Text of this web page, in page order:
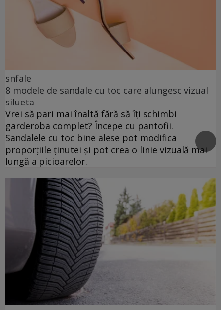
snfale
8 modele de sandale cu toc care alungesc vizual
silueta
Vrei să pari mai înaltă fără să îți schimbi
garderoba complet? Începe cu pantofii.
Sandalele cu toc bine alese pot modifica
proporțiile ținutei și pot crea o linie vizuală mai
lungă a picioarelor.